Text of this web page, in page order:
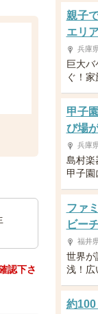
認下さ
親子
エリ
兵庫
巨大バ
ぐ！
甲子
び場
兵庫
島村楽
甲子園
ファ
ビー
福井
世界が
浅！広
約